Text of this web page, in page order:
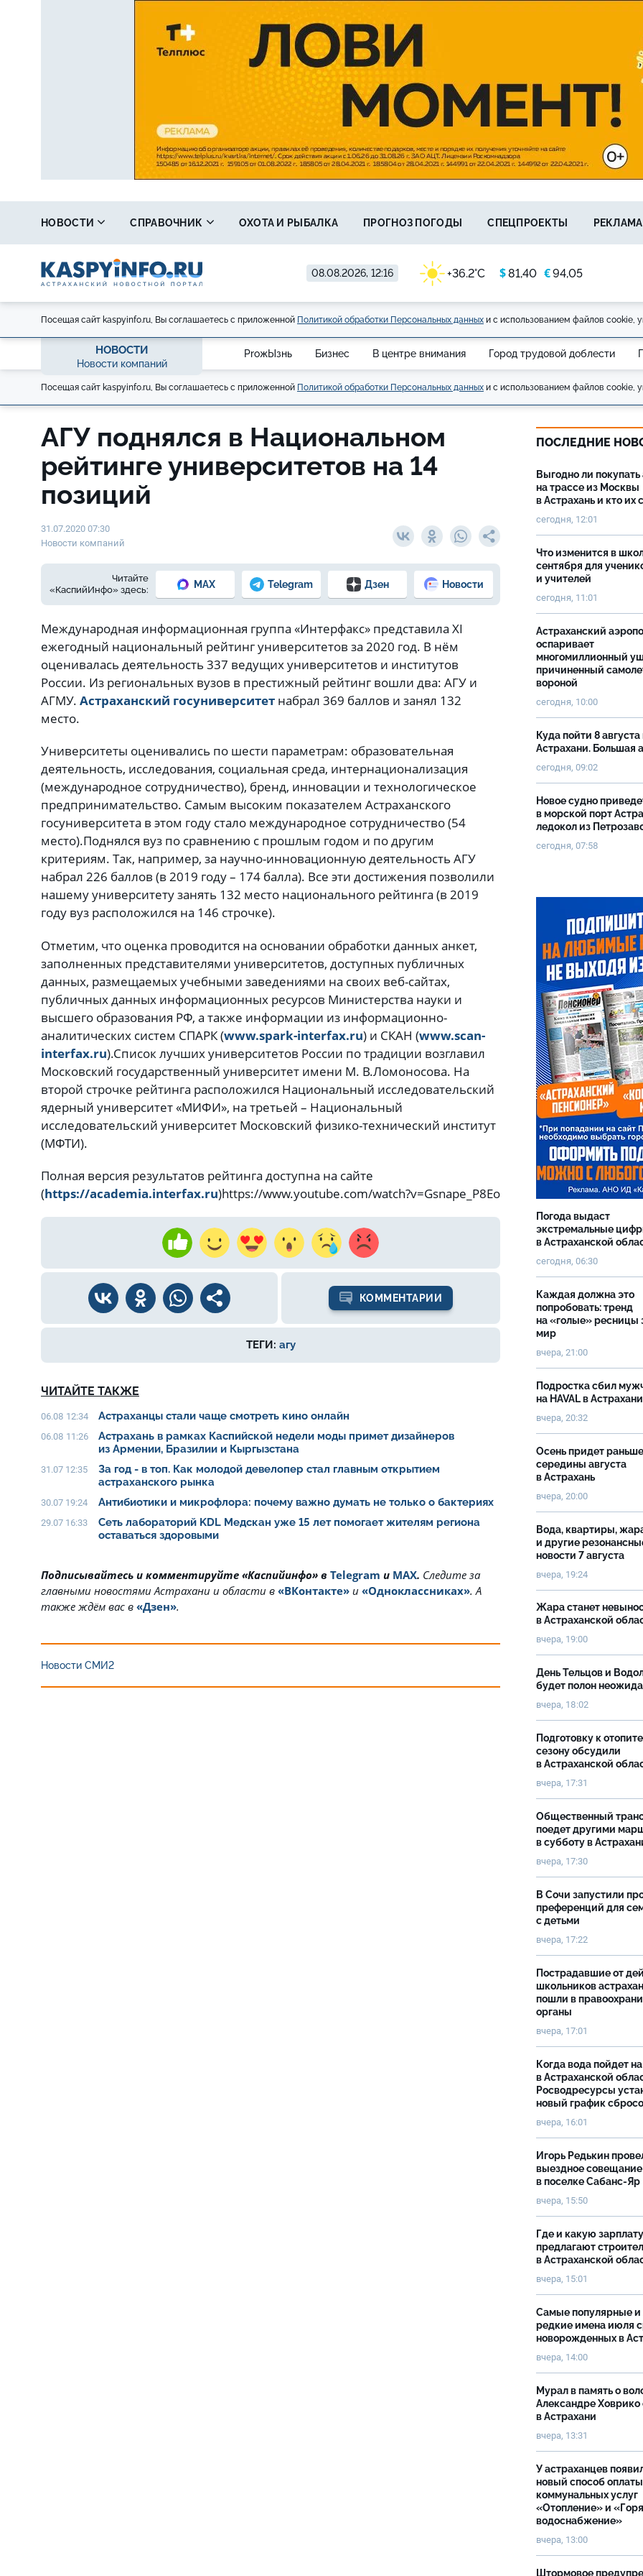
08.08.2026, 12:16 +36.2°C $81,40 €94,05
НОВОСТИ СПРАВОЧНИК ОХОТА И РЫБАЛКА ПРОГНОЗ ПОГОДЫ СПЕЦПРОЕКТЫ
Посещая сайт kaspyinfo.ru, Вы соглашаетесь с приложенной Политикой обработки Персональных данных и с использованием файлов cookie,
НОВОСТИ
Новости компаний
ProжЫзнь Бизнес В центре внимания Город трудовой доблести
Посещая сайт kaspyinfo.ru, Вы соглашаетесь с приложенной Политикой обработки Персональных данных и с использованием файлов cookie,
АГУ поднялся в Национальном
рейтинге университетов на 14
позиций
31.07.2020 07:30
Новости компаний
Читайте
«КаспийИнфо» здесь:
MAX Telegram Дзен Новости
Международная информационная группа «Интерфакс» представила XI
ежегодный национальный рейтинг университетов за 2020 год. В нём
оценивалась деятельность 337 ведущих университетов и институтов
России. Из региональных вузов в престижный рейтинг вошли два: АГУ и
АГМУ. Астраханский госуниверситет набрал 369 баллов и занял 132
место.
Университеты оценивались по шести параметрам: образовательная
деятельность, исследования, социальная среда, интернационализация
(международное сотрудничество), бренд, инновации и технологическое
предпринимательство. Самым высоким показателем Астраханского
госуниверситета в этом году стало международное сотрудничество (54
место).Поднялся вуз по сравнению с прошлым годом и по другим
критериям. Так, например, за научно-инновационную деятельность АГУ
набрал 226 баллов (в 2019 году – 174 балла). Все эти достижения позволили
нашему университету занять 132 место национального рейтинга (в 2019
году вуз расположился на 146 строчке).
Отметим, что оценка проводится на основании обработки данных анкет,
заполненных представителями университетов, доступных публичных
данных, размещаемых учебными заведениями на своих веб-сайтах,
публичных данных информационных ресурсов Министерства науки и
высшего образования РФ, а также информации из информационно-
аналитических систем СПАРК (www.spark-interfax.ru) и СКАН (www.scan-
interfax.ru).Список лучших университетов России по традиции возглавил
Московский государственный университет имени М. В.Ломоносова. На
второй строчке рейтинга расположился Национальный исследовательский
ядерный университет «МИФИ», на третьей – Национальный
исследовательский университет Московский физико-технический институт
(МФТИ).
Полная версия результатов рейтинга доступна на сайте
(https://academia.interfax.ru)https://www.youtube.com/watch?v=Gsnape_P8Eo
КОММЕНТАРИИ
ТЕГИ: агу
ЧИТАЙТЕ ТАКЖЕ
06.08 12:34 Астраханцы стали чаще смотреть кино онлайн
06.08 11:26
Астрахань в рамках Каспийской недели моды примет дизайнеров
из Армении, Бразилии и Кыргызстана
31.07 12:35
За год - в топ. Как молодой девелопер стал главным открытием
астраханского рынка
30.07 19:24 Антибиотики и микрофлора: почему важно думать не только о бактериях
29.07 16:33
Сеть лабораторий KDL Медскан уже 15 лет помогает жителям региона
оставаться здоровыми
Подписывайтесь и комментируйте «Каспийинфо» в Telegram и MAX. Cледите за
главными новостями Астрахани и области в «ВКонтакте» и «Одноклассниках». А
также ждём вас в «Дзен».
Новости СМИ2
ПОСЛЕДНИЕ
Выгодно ли
на трассе из Москвы
в Астрахань и кто их
сегодня, 12:01
Что изменится в
сентября для
и учителей
сегодня, 11:01
Астраханский
оспаривает
многомиллионный
причиненный
вороной
сегодня, 10:00
Куда пойти 8 августа
Астрахани. Большая
сегодня, 09:02
Новое судно
в морской порт
ледокол из
сегодня, 07:58
Погода выдаст
экстремальные
в Астраханской
сегодня, 06:30
Каждая должна это
попробовать: тренд
на «голые» ресницы
мир
вчера, 21:00
Подростка сбил
на HAVAL в Астрахани
вчера, 20:32
Осень придет раньше
середины августа
в Астрахань
вчера, 20:00
Вода, квартиры,
и другие
новости 7 августа
вчера, 19:24
Жара станет
в Астраханской
вчера, 19:00
День Тельцов и
будет полон
вчера, 18:02
Подготовку к
сезону обсудили
в Астраханской
вчера, 17:31
Общественный
поедет другими
в субботу в
вчера, 17:30
В Сочи запустили
преференций для
с детьми
вчера, 17:22
Пострадавшие от
школьников
пошли в
органы
вчера, 17:01
Когда вода пойдет
в Астраханской
Росводресурсы
новый график
вчера, 16:01
Игорь Редькин
выездное совещание
в поселке Сабанс-Яр
вчера, 15:50
Где и какую зарплату
предлагают
в Астраханской
вчера, 15:01
Самые популярные
редкие имена июля
новорожденных в
вчера, 14:00
Мурал в память о
Александре Ховрико
в Астрахани
вчера, 13:31
У астраханцев
новый способ оплаты
коммунальных услуг
«Отопление» и
водоснабжение»
вчера, 13:00
Штормовое